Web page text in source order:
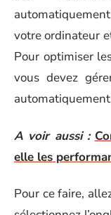
votre ordinateur
Pour optimiser
vous devez
A voir aussi :
elle les
Pour ce faire,